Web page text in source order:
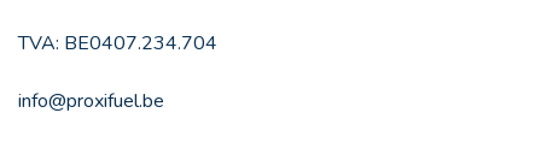
TVA: BE0407.234.704
info@proxifuel.be